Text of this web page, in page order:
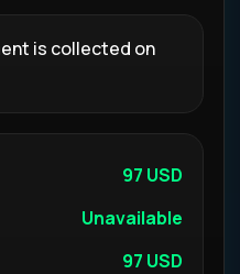
is collected on
97 USD
Unavailable
97 USD